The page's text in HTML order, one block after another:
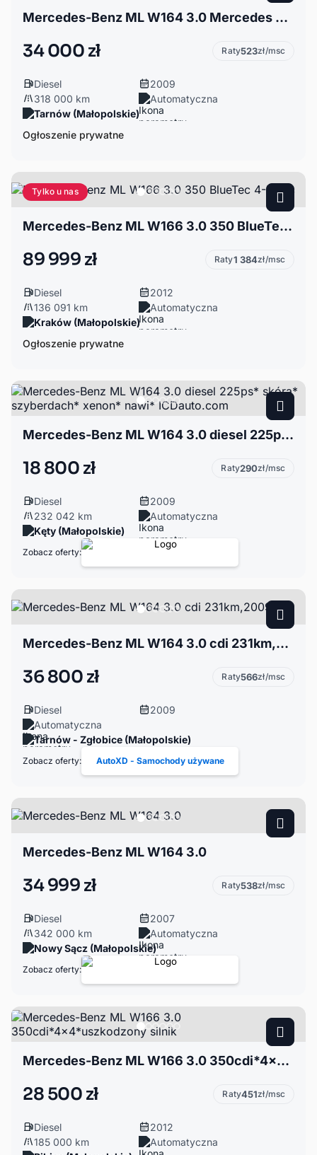
Mercedes-Benz ML W164 3.0 Mercedes 320CDI 224KM 4Matic
34 000 zł Raty523zł/msc
Diesel
2009
318 000 km
Automatyczna
Tarnów (Małopolskie)
Ogłoszenie prywatne
Tylko u nas
Mercedes-Benz ML W166 3.0 350 BlueTec 4-Matic
89 999 zł Raty1 384zł/msc
Diesel
2012
136 091 km
Automatyczna
Kraków (Małopolskie)
Ogłoszenie prywatne
Mercedes-Benz ML W164 3.0 diesel 225ps* skóra* szyberdach* xenon* nawi* ICDauto.com
18 800 zł Raty290zł/msc
Diesel
2009
232 042 km
Automatyczna
Kęty (Małopolskie)
Zobacz oferty:
Mercedes-Benz ML W164 3.0 cdi 231km,2009
36 800 zł Raty566zł/msc
Diesel
2009
Automatyczna
Tarnów - Zgłobice (Małopolskie)
Zobacz oferty: AutoXD - Samochody używane
Mercedes-Benz ML W164 3.0
34 999 zł Raty538zł/msc
Diesel
2007
342 000 km
Automatyczna
Nowy Sącz (Małopolskie)
Zobacz oferty:
Mercedes-Benz ML W166 3.0 350cdi*4x4*uszkodzony silnik
28 500 zł Raty451zł/msc
Diesel
2012
185 000 km
Automatyczna